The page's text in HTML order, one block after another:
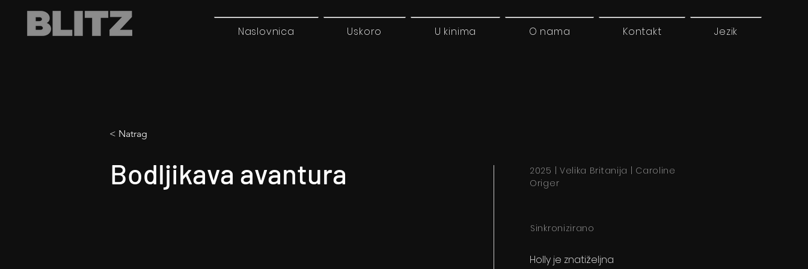
Naslovnica Uskoro U kinima O nama Kontakt Jezik
< Natrag
Bodljikava avantura
2025 | Velika Britanija | Caroline
Origer
Sinkronizirano
Holly je znatiželjna